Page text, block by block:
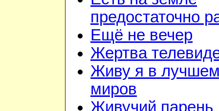
предостаточно
Ещё не вечер
Жертва
Живу я в
миров
Живучий парень